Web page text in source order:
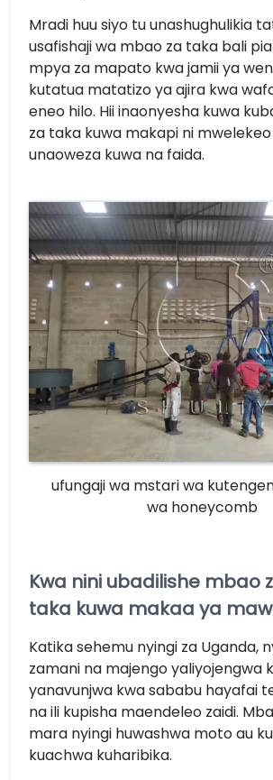
Mradi huu siyo tu unashughulikia
usafishaji wa mbao za taka bali
mpya za mapato kwa jamii ya
kutatua matatizo ya ajira kwa
eneo hilo. Hii inaonyesha kuwa
za taka kuwa makapi ni
unaoweza kuwa na faida.
ufungaji wa mstari wa
wa honeycomb
Kwa nini ubadilishe mbao
taka kuwa makaa ya
Katika sehemu nyingi za Uganda,
zamani na majengo yaliyojengwa
yanavunjwa kwa sababu hayafai
na ili kupisha maendeleo zaidi.
mara nyingi huwashwa moto au
kuachwa kuharibika.